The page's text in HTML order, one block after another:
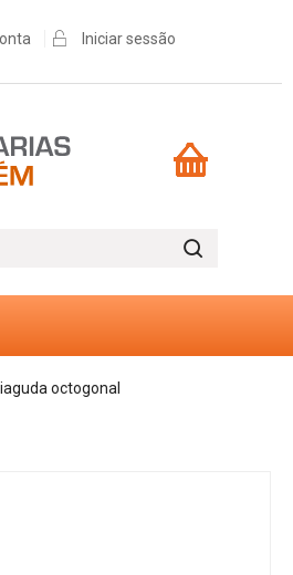
Iniciar sessão
octogonal